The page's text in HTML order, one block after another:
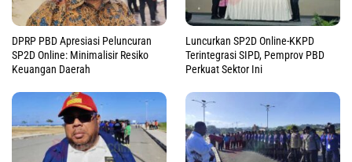
DPRP PBD Apresiasi Peluncuran
SP2D Online: Minimalisir Resiko
Keuangan Daerah
Luncurkan SP2D Online-KKPD
Terintegrasi SIPD, Pemprov PBD
Perkuat Sektor Ini